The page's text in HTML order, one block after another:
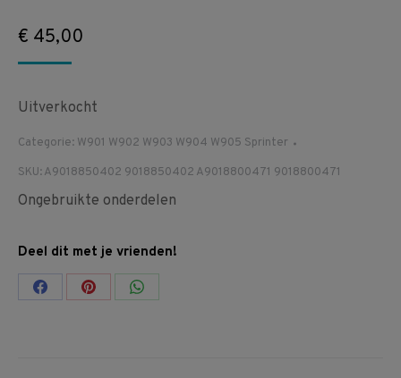
€ 45,00
Uitverkocht
Categorie: W901 W902 W903 W904 W905 Sprinter
SKU:A9018850402 9018850402 A9018800471 9018800471
Ongebruikte onderdelen
Deel dit met je vrienden!
Share Share Share